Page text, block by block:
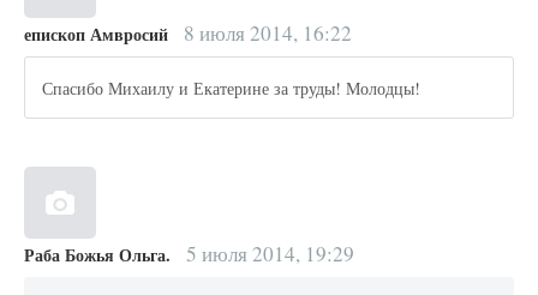
епископ Амвросий 8 июля 2014, 16:22
Спасибо Михаилу и Екатерине за труды! Молодцы!
Раба Божья Ольга. 5 июля 2014, 19:29